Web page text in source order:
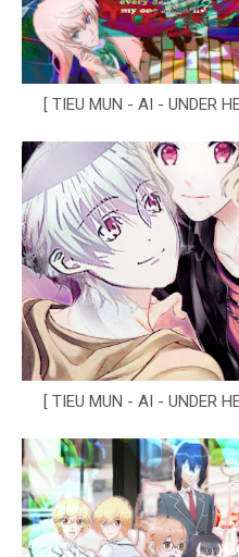
[ TIEU MUN - AI - UNDER
[ TIEU MUN - AI - UNDER